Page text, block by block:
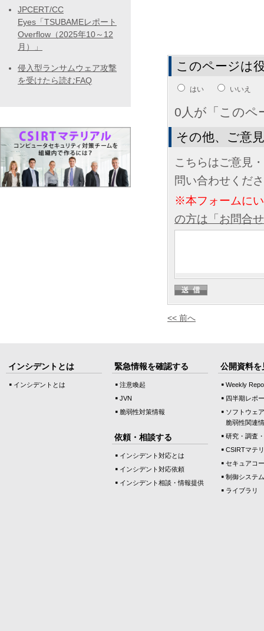
このページは
はい いいえ
0人が「このペ
その他、ご意
こちらはご意見
問い合わせくだ
※本フォームに
の方は「お問合
<< 前へ
JPCERT/CC
Eyes「TSUBAMEレポート
Overflow（2025年10～12
月）」
侵入型ランサムウェア攻撃
を受けたら読むFAQ
インシデントとは
インシデントとは
緊急情報を確認する
注意喚起
JVN
脆弱性対策情報
依頼・相談する
インシデント対応とは
インシデント対応依頼
インシデント相談・情報提供
公開資料を
Weekly
四半期レポ
ソフトウェ
脆弱性関連
研究・調査
CSIRTマテ
セキュアコ
制御システ
ライブラリ